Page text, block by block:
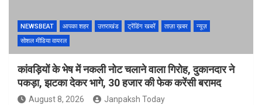
NEWSBEAT आपका शहर उत्तराखंड ट्रेंडिंग खबरें ताज़ा ख़बर
न्यूज़
सोशल मीडिया वायरल
कांवड़ियों के भेष में नकली नोट चलाने वाला गिरोह, दुकानदार ने
पकड़ा, झटका देकर भागे, 30 हजार की फेक करेंसी बरामद
August 8, 2026 Janpaksh Today